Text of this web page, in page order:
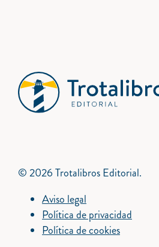
© 2026 Trotalibros Editorial.
Aviso legal
Política de privacidad
Política de cookies